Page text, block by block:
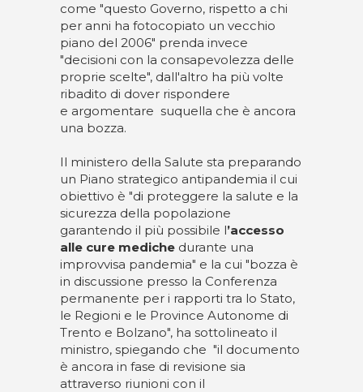
come "questo Governo, rispetto a chi
per anni ha fotocopiato un vecchio
piano del 2006" prenda invece
"decisioni con la consapevolezza delle
proprie scelte", dall'altro ha più volte
ribadito di dover rispondere
e argomentare suquella che è ancora
una bozza.
Il ministero della Salute sta preparando
un Piano strategico antipandemia il cui
obiettivo è "di proteggere la salute e la
sicurezza della popolazione
garantendo il più possibile l’accesso
alle cure mediche durante una
improvvisa pandemia" e la cui "bozza è
in discussione presso la Conferenza
permanente per i rapporti tra lo Stato,
le Regioni e le Province Autonome di
Trento e Bolzano", ha sottolineato il
ministro, spiegando che "il documento
è ancora in fase di revisione sia
attraverso riunioni con il